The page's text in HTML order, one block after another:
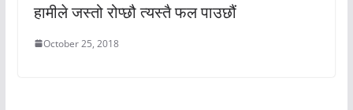
हामीले जस्तो रोप्छौ त्यस्तै फल पाउछौं
October 25, 2018